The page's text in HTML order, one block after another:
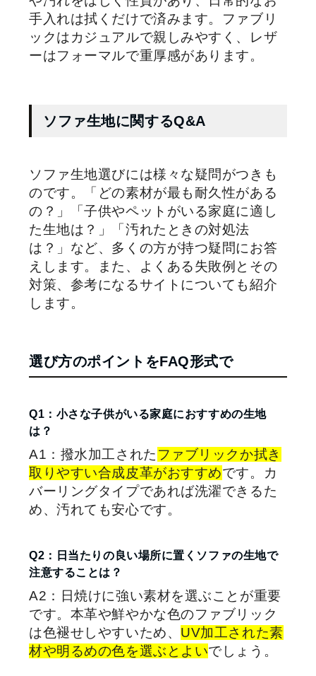
手入れは拭くだけで済みます。ファブリ
ックはカジュアルで親しみやすく、レザ
ーはフォーマルで重厚感があります。
ソファ生地に関するQ&A
ソファ生地選びには様々な疑問がつきも
のです。「どの素材が最も耐久性がある
の？」「子供やペットがいる家庭に適し
た生地は？」「汚れたときの対処法
は？」など、多くの方が持つ疑問にお答
えします。また、よくある失敗例とその
対策、参考になるサイトについても紹介
します。
選び方のポイントをFAQ形式で
Q1：小さな子供がいる家庭におすすめの生地
は？
A1：撥水加工された ファブリックか拭き
取りやすい合成皮革がおすすめです。カ
バーリングタイプであれば洗濯できるた
め、汚れても安心です。
Q2：日当たりの良い場所に置くソファの生地で
注意することは？
A2：日焼けに強い素材を選ぶことが重要
です。本革や鮮やかな色のファブリック
は色褪せしやすいため、 UV加工された素
材や明るめの色を選ぶとよいでしょう。